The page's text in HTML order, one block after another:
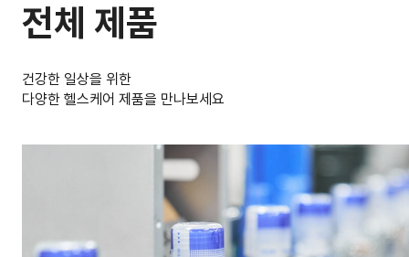
전체 제품
건강한 일상을 위한
다양한 헬스케어 제품을 만나보세요